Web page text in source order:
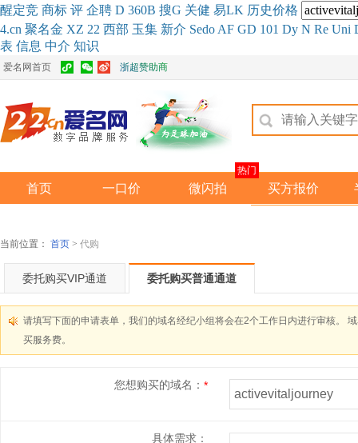
醒定竞 商标 评 企聘 D 360B 搜G 关健 易LK 历史价格
4.cn 聚名金 XZ 22 西部 玉集 新介 Sedo AF GD 101 Dy N Re Uni
表 信息 中介 知识